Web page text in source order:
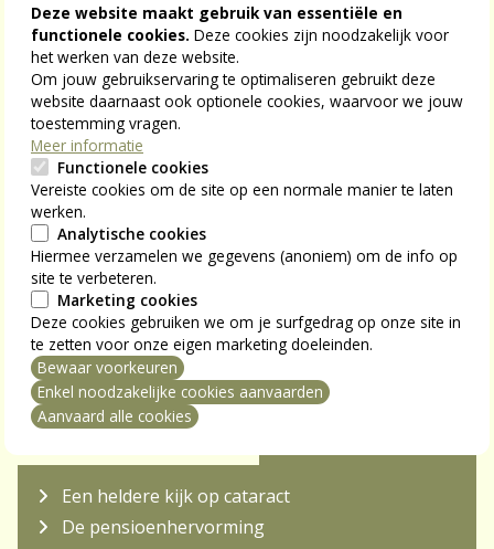
Een heldere kijk op cataract
De pensioenhervorming
Deze website maakt gebruik van essentiële en
functionele cookies. Deze cookies zijn noodzakelijk voor
het werken van deze website.
Om jouw gebruikservaring te optimaliseren gebruikt deze
website daarnaast ook optionele cookies, waarvoor we jouw
toestemming vragen.
Meer informatie
Functionele cookies
Vereiste cookies om de site op een normale manier te laten
werken.
Analytische cookies
Hiermee verzamelen we gegevens (anoniem) om de info op
site te verbeteren.
Marketing cookies
Deze cookies gebruiken we om je surfgedrag op onze site in
te zetten voor onze eigen marketing doeleinden.
Bewaar voorkeuren
Enkel noodzakelijke cookies aanvaarden
Aanvaard alle cookies
intrekken